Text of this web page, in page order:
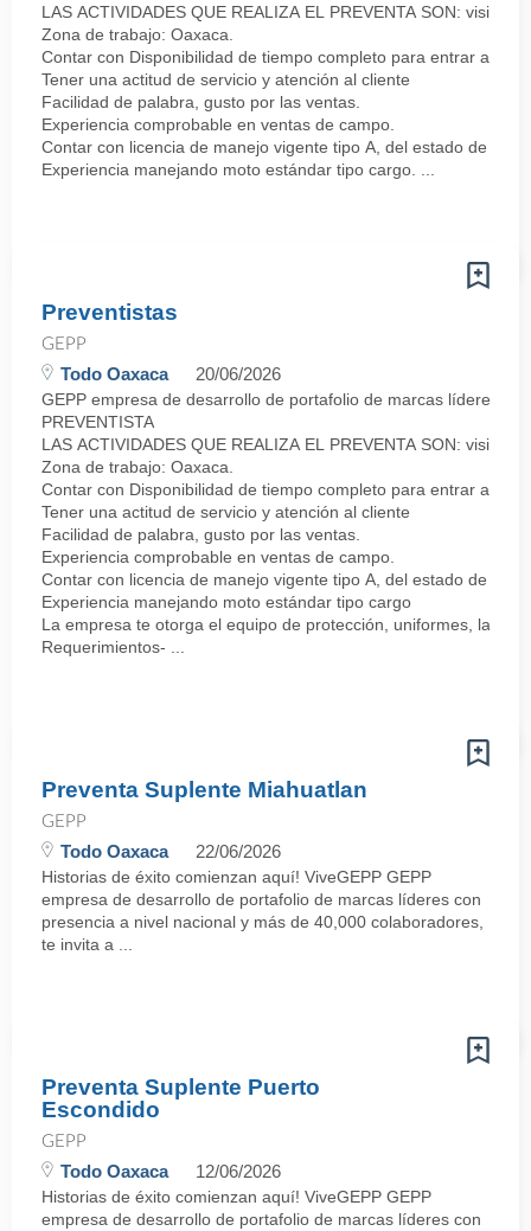
LAS ACTIVIDADES QUE REALIZA EL PREVENTA SON:
Zona de trabajo: Oaxaca.
Contar con Disponibilidad de tiempo completo para entrar a
Tener una actitud de servicio y atención al cliente
Facilidad de palabra, gusto por las ventas.
Experiencia comprobable en ventas de campo.
Contar con licencia de manejo vigente tipo A, del estado de
Experiencia manejando moto estándar tipo cargo. ...
Preventistas
GEPP
Todo Oaxaca 20/06/2026
GEPP empresa de desarrollo de portafolio de marcas líderes
PREVENTISTA
LAS ACTIVIDADES QUE REALIZA EL PREVENTA SON:
Zona de trabajo: Oaxaca.
Contar con Disponibilidad de tiempo completo para entrar a
Tener una actitud de servicio y atención al cliente
Facilidad de palabra, gusto por las ventas.
Experiencia comprobable en ventas de campo.
Contar con licencia de manejo vigente tipo A, del estado de
Experiencia manejando moto estándar tipo cargo
La empresa te otorga el equipo de protección, uniformes, la
Requerimientos- ...
Preventa Suplente Miahuatlan
GEPP
Todo Oaxaca 22/06/2026
Historias de éxito comienzan aquí! ViveGEPP GEPP
empresa de desarrollo de portafolio de marcas líderes con
presencia a nivel nacional y más de 40,000 colaboradores,
te invita a ...
Preventa Suplente Puerto
Escondido
GEPP
Todo Oaxaca 12/06/2026
Historias de éxito comienzan aquí! ViveGEPP GEPP
empresa de desarrollo de portafolio de marcas líderes con